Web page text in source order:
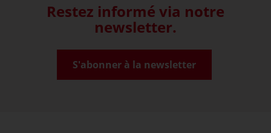
Restez informé via notre
newsletter.
S'abonner à la newsletter